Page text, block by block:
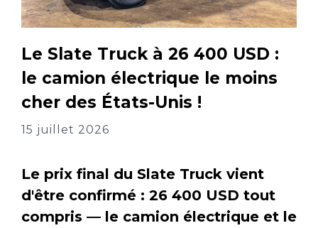
Le Slate Truck à 26 400 USD :
le camion électrique le moins
cher des États-Unis !
15 juillet 2026
Le prix final du Slate Truck vient
d'être confirmé : 26 400 USD tout
compris — le camion électrique et le